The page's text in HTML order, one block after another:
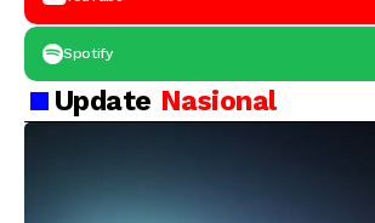
Spotify
Update Nasional